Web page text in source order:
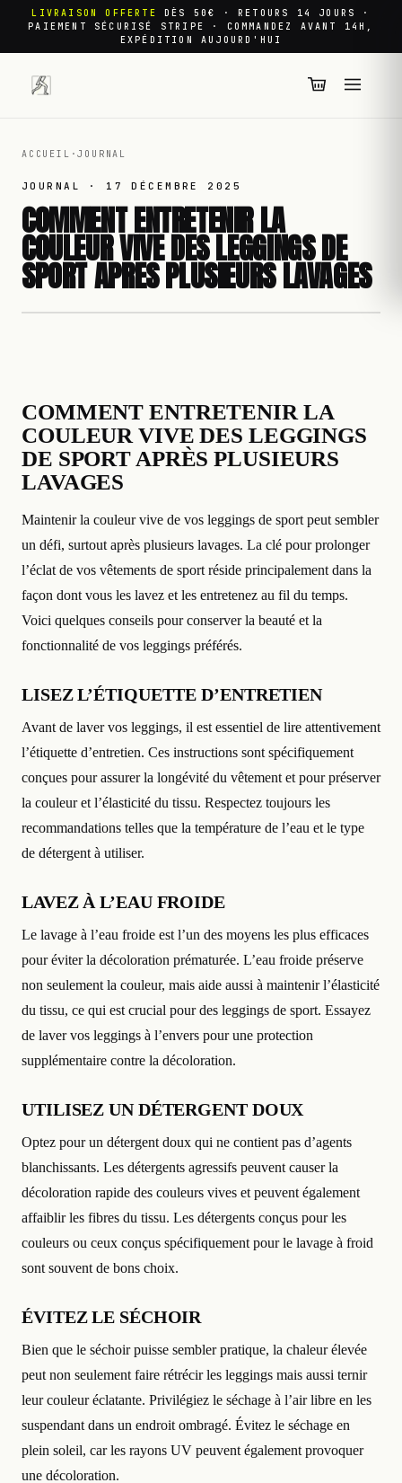
LIVRAISON OFFERTE
DÈS 50€ · RETOURS 14 JOURS ·
PAIEMENT SÉCURISÉ STRIPE · COMMANDEZ AVANT 14H,
EXPÉDITION AUJOURD'HUI
ACCUEIL ·JOURNAL
JOURNAL · 17 DÉCEMBRE 2025
COMMENT ENTRETENIR LA
COULEUR VIVE DES LEGGINGS DE
SPORT APRES PLUSIEURS LAVAGES
COMMENT ENTRETENIR LA
COULEUR VIVE DES LEGGINGS
DE SPORT APRÈS PLUSIEURS
LAVAGES
Maintenir la couleur vive de vos leggings de sport peut sembler
un défi, surtout après plusieurs lavages. La clé pour prolonger
l’éclat de vos vêtements de sport réside principalement dans la
façon dont vous les lavez et les entretenez au fil du temps.
Voici quelques conseils pour conserver la beauté et la
fonctionnalité de vos leggings préférés.
LISEZ L’ÉTIQUETTE D’ENTRETIEN
Avant de laver vos leggings, il est essentiel de lire attentivement
l’étiquette d’entretien. Ces instructions sont spécifiquement
conçues pour assurer la longévité du vêtement et pour préserver
la couleur et l’élasticité du tissu. Respectez toujours les
recommandations telles que la température de l’eau et le type
de détergent à utiliser.
LAVEZ À L’EAU FROIDE
Le lavage à l’eau froide est l’un des moyens les plus efficaces
pour éviter la décoloration prématurée. L’eau froide préserve
non seulement la couleur, mais aide aussi à maintenir l’élasticité
du tissu, ce qui est crucial pour des leggings de sport. Essayez
de laver vos leggings à l’envers pour une protection
supplémentaire contre la décoloration.
UTILISEZ UN DÉTERGENT DOUX
Optez pour un détergent doux qui ne contient pas d’agents
blanchissants. Les détergents agressifs peuvent causer la
décoloration rapide des couleurs vives et peuvent également
affaiblir les fibres du tissu. Les détergents conçus pour les
couleurs ou ceux conçus spécifiquement pour le lavage à froid
sont souvent de bons choix.
ÉVITEZ LE SÉCHOIR
Bien que le séchoir puisse sembler pratique, la chaleur élevée
peut non seulement faire rétrécir les leggings mais aussi ternir
leur couleur éclatante. Privilégiez le séchage à l’air libre en les
suspendant dans un endroit ombragé. Évitez le séchage en
plein soleil, car les rayons UV peuvent également provoquer
une décoloration.